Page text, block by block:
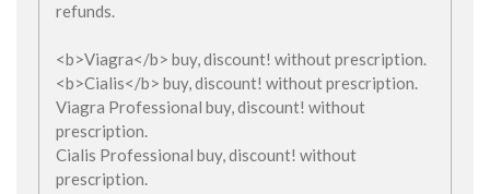
refunds.
<b>Viagra</b> buy, discount! without prescription.
<b>Cialis</b> buy, discount! without prescription.
Viagra Professional buy, discount! without
prescription.
Cialis Professional buy, discount! without
prescription.